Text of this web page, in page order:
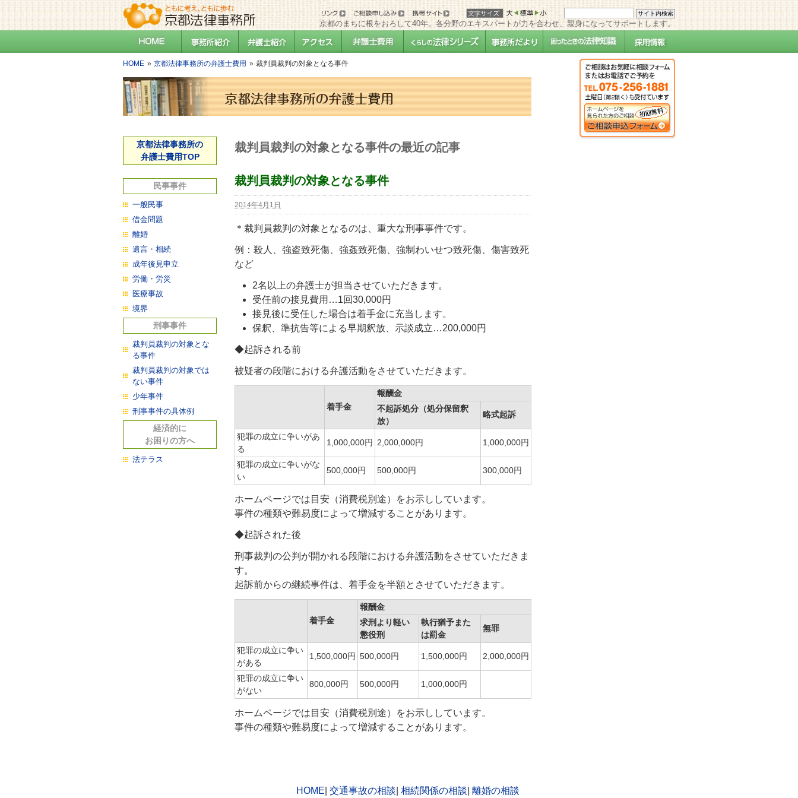
京都のまちに根をおろして40年。各分野のエキスパートが力を合わせ、親身になってサポートします。
HOME 京都法律事務所の弁護士費用 裁判員裁判の対象となる事件
裁判員裁判の対象となる事件の最近の記事
裁判員裁判の対象となる事件
2014年4月1日
＊裁判員裁判の対象となるのは、重大な刑事事件です。
例：殺人、強盗致死傷、強姦致死傷、強制わいせつ致死傷、傷害致死
など
2名以上の弁護士が担当させていただきます。
受任前の接見費用…1回30,000円
接見後に受任した場合は着手金に充当します。
保釈、準抗告等による早期釈放、示談成立…200,000円
◆起訴される前
被疑者の段階における弁護活動をさせていただきます。
着手金
報酬金
不起訴処分（処分保留釈
放）
略式起訴
犯罪の成立に争いがあ
る
1,000,000円 2,000,000円 1,000,000円
犯罪の成立に争いがな
い
500,000円 500,000円 300,000円
ホームページでは目安（消費税別途）をお示ししています。
事件の種類や難易度によって増減することがあります。
◆起訴された後
刑事裁判の公判が開かれる段階における弁護活動をさせていただきま
す。
起訴前からの継続事件は、着手金を半額とさせていただきます。
着手金
報酬金
求刑より軽い
懲役刑
執行猶予また
は罰金
無罪
犯罪の成立に争い
がある
1,500,000円 500,000円 1,500,000円 2,000,000円
犯罪の成立に争い
がない
800,000円 500,000円 1,000,000円
ホームページでは目安（消費税別途）をお示ししています。
事件の種類や難易度によって増減することがあります。
京都法律事務所の
弁護士費用TOP
民事事件
一般民事
借金問題
離婚
遺言・相続
成年後見申立
労働・労災
医療事故
境界
刑事事件
裁判員裁判の対象とな
る事件
裁判員裁判の対象では
ない事件
少年事件
刑事事件の具体例
経済的に
お困りの方へ
法テラス
HOME 交通事故の相談 相続関係の相談 離婚の相談